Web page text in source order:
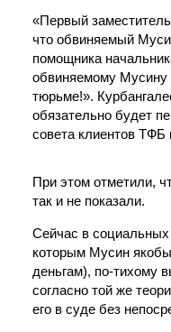
«Первый
что обвиняемый
помощника
обвиняемому Мусину
тюрьме!».
обязательно будет
совета клиентов ТФБ
При этом отметили,
так и не показали.
Сейчас в социальных
которым Мусин якобы
деньгам), по-тихому
согласно той же
его в суде без